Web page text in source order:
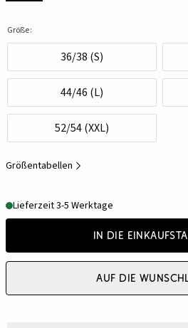
Größe:
36/38 (S)
44/46 (L)
52/54 (XXL)
Größentabellen
Lieferzeit 3-5 Werktage
In die
Auf die